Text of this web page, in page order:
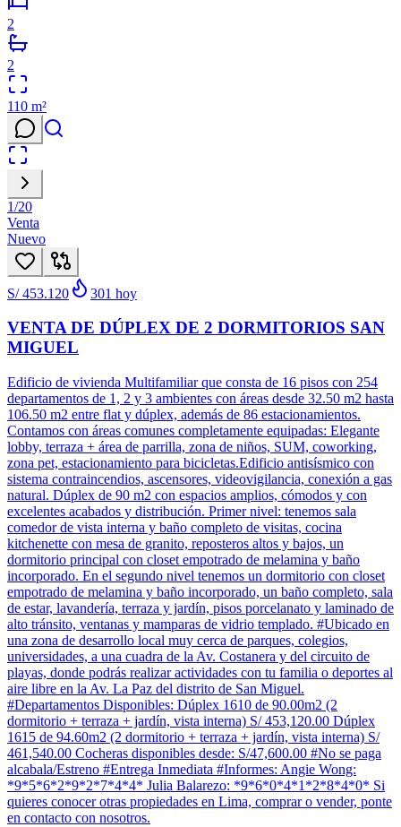
2
2
110 m²
1/20
Venta
Nuevo
S/ 453.120 301 hoy
VENTA DE DÚPLEX DE 2 DORMITORIOS SAN
MIGUEL
Edificio de vivienda Multifamiliar que consta de 16 pisos con 254
departamentos de 1, 2 y 3 ambientes con áreas desde 32.50 m2 hasta
106.50 m2 entre flat y dúplex, además de 86 estacionamientos.
Contamos con áreas comunes completamente equipadas: Elegante
lobby, terraza + área de parrilla, zona de niños, SUM, coworking,
zona pet, estacionamiento para bicicletas.Edificio antisísmico con
sistema contraincendios, ascensores, videovigilancia, conexión a gas
natural. Dúplex de 90 m2 con espacios amplios, cómodos y con
excelentes acabados y distribución. Primer nivel: tenemos sala
comedor de vista interna y baño completo de visitas, cocina
kitchenette con mesa de granito, reposteros altos y bajos, un
dormitorio principal con closet empotrado de melamina y baño
incorporado. En el segundo nivel tenemos un dormitorio con closet
empotrado de melamina y baño incorporado, un baño completo, sala
de estar, lavandería, terraza y jardín, pisos porcelanato y laminado de
alto tránsito, ventanas y mamparas de vidrio templado. #Ubicado en
una zona de desarrollo local muy cerca de parques, colegios,
universidades, a una cuadra de la Av. Costanera y del circuito de
playas, donde podrás realizar actividades con tu familia o deportes al
aire libre en la Av. La Paz del distrito de San Miguel.
#Departamentos Disponibles: Dúplex 1610 de 90.00m2 (2
dormitorio + terraza + jardín, vista interna) S/ 453,120.00 Dúplex
1615 de 94.60m2 (2 dormitorio + terraza + jardín, vista interna) S/
461,540.00 Cocheras disponibles desde: S/47,600.00 #No se paga
alcabala/Estreno #Entrega Inmediata #Informes: Angie Wong:
*9*5*6*2*9*2*7*4*4* Julia Balarezo: *9*6*0*4*1*2*8*4*0* Si
quieres conocer otras propiedades en Lima, comprar o vender, ponte
en contacto con nosotros.